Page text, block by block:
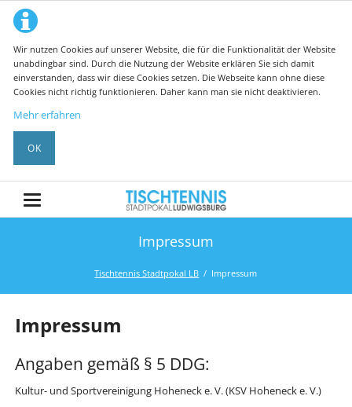
Wir nutzen Cookies auf unserer Website, die für die Funktionalität der Website
unabdingbar sind. Durch die Nutzung der Website erklären Sie sich damit
einverstanden, dass wir diese Cookies setzen. Die Webseite kann ohne diese
Cookies nicht richtig funktionieren. Daher kann man sie nicht deaktivieren.
Mehr erfahren
OK
Impressum
Tischtennis Stadtpokal LB Impressum
Impressum
Angaben gemäß § 5 DDG:
Kultur- und Sportvereinigung Hoheneck e. V. (KSV Hoheneck e. V.)